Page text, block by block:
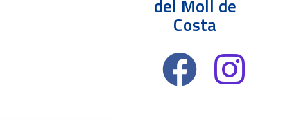
del Moll de
Costa